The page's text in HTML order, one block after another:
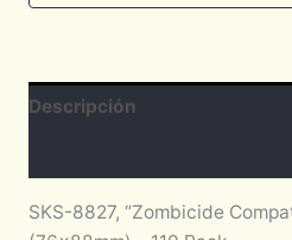
Descripción
SKS-8827, “Zombicide